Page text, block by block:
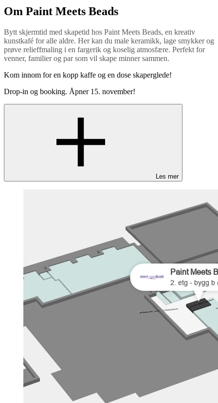
Om Paint Meets Beads
Bytt skjermtid med skapetid hos Paint Meets Beads, en kreativ
kunstkafé for alle aldre. Her kan du male keramikk, lage smykker og
prøve relieffmaling i en fargerik og koselig atmosfære. Perfekt for
venner, familier og par som vil skape minner sammen.
Kom innom for en kopp kaffe og en dose skaperglede!
Drop-in og booking. Åpner 15. november!
Les mer